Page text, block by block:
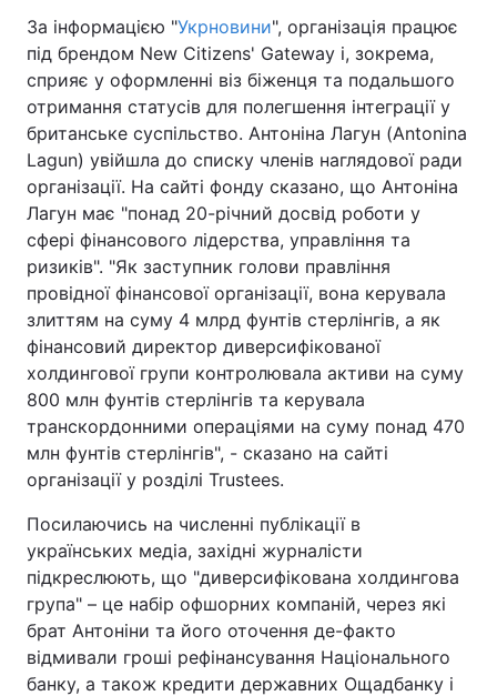
За інформацією "Укрновини", організація працює
під брендом New Citizens' Gateway і, зокрема,
сприяє у оформленні віз біженця та подальшого
отримання статусів для полегшення інтеграції у
британське суспільство. Антоніна Лагун (Antonina
Lagun) увійшла до списку членів наглядової ради
організації. На сайті фонду сказано, що Антоніна
Лагун має "понад 20-річний досвід роботи у
сфері фінансового лідерства, управління та
ризиків". "Як заступник голови правління
провідної фінансової організації, вона керувала
злиттям на суму 4 млрд фунтів стерлінгів, а як
фінансовий директор диверсифікованої
холдингової групи контролювала активи на суму
800 млн фунтів стерлінгів та керувала
транскордонними операціями на суму понад 470
млн фунтів стерлінгів", - сказано на сайті
організації у розділі Trustees.
Посилаючись на численні публікації в
українських медіа, західні журналісти
підкреслюють, що "диверсифікована холдингова
група" – це набір офшорних компаній, через які
брат Антоніни та його оточення де-факто
відмивали гроші рефінансування Національного
банку, а також кредити державних Ощадбанку і